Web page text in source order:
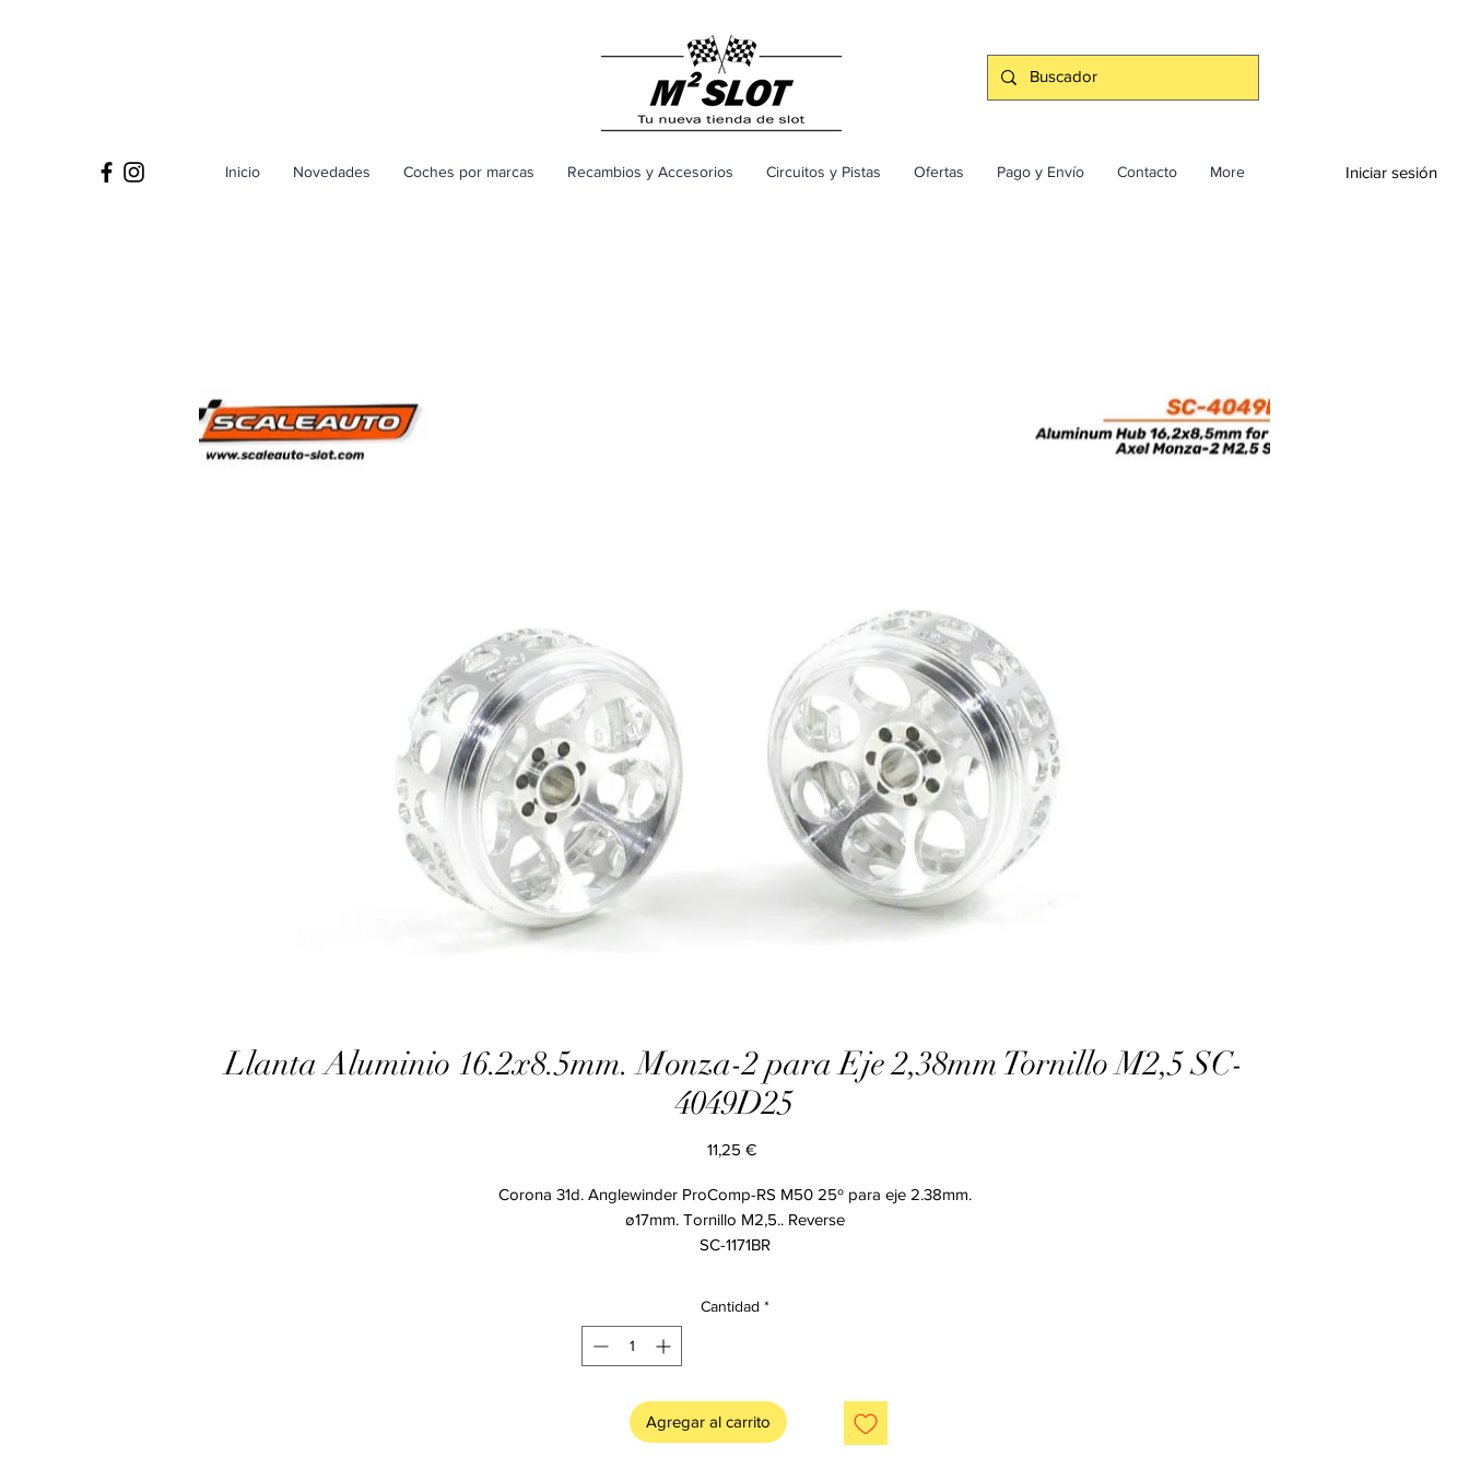
Inicio Novedades Coches por marcas Recambios y Accesorios Circuitos y Pistas Ofertas Pago y Envío Contacto More Iniciar sesión
Llanta Aluminio 16.2x8.5mm. Monza-2 para Eje 2,38mm Tornillo M2,5 SC-
4049D25
11,25 €Precio
Corona 31d. Anglewinder ProComp-RS M50 25º para eje 2.38mm.
ø17mm. Tornillo M2,5.. Reverse
SC-1171BR
Cantidad *
Agregar al carrito